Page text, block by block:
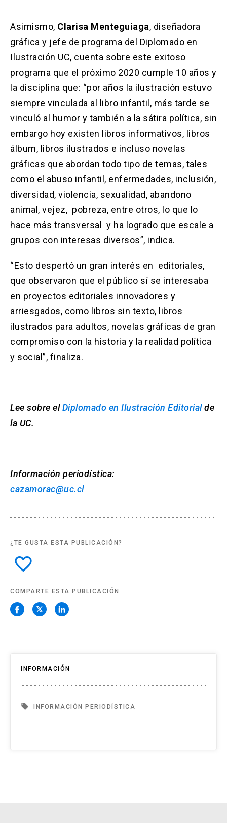
Asimismo, Clarisa Menteguiaga, diseñadora
gráfica y jefe de programa del Diplomado en
Ilustración UC, cuenta sobre este exitoso
programa que el próximo 2020 cumple 10 años y
la disciplina que: “por años la ilustración estuvo
siempre vinculada al libro infantil, más tarde se
vinculó al humor y también a la sátira política, sin
embargo hoy existen libros informativos, libros
álbum, libros ilustrados e incluso novelas
gráficas que abordan todo tipo de temas, tales
como el abuso infantil, enfermedades, inclusión,
diversidad, violencia, sexualidad, abandono
animal, vejez, pobreza, entre otros, lo que lo
hace más transversal y ha logrado que escale a
grupos con interesas diversos”, indica.
“Esto despertó un gran interés en editoriales,
que observaron que el público sí se interesaba
en proyectos editoriales innovadores y
arriesgados, como libros sin texto, libros
ilustrados para adultos, novelas gráficas de gran
compromiso con la historia y la realidad política
y social”, finaliza.
Lee sobre elDiplomado en Ilustración Editorialde
la UC.
Información periodística:
cazamorac@uc.cl
¿TE GUSTA ESTA PUBLICACIÓN?
favorite_border
COMPARTE ESTA PUBLICACIÓN
INFORMACIÓN
local_offer INFORMACIÓN PERIODÍSTICA